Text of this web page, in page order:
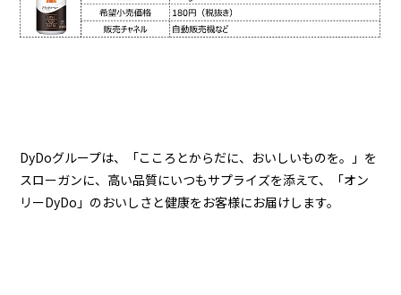
DyDoグループは、「こころとからだに、おいしいものを。」を
スローガンに、高い品質にいつもサプライズを添えて、「オン
リーDyDo」のおいしさと健康をお客様にお届けします。